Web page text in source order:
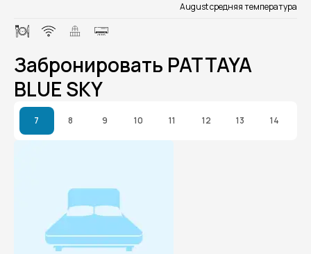
August средняя температура
Забронировать PATTAYA
BLUE SKY
7 8 9 10 11 12 13 14